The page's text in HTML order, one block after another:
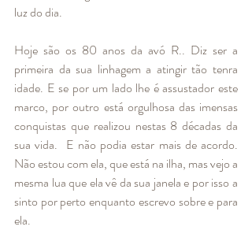
luz do dia.
Hoje são os 80 anos da avó R.. Diz ser a
primeira da sua linhagem a atingir tão tenra
idade. E se por um lado lhe é assustador este
marco, por outro está orgulhosa das imensas
conquistas que realizou nestas 8 décadas da
sua vida.  E não podia estar mais de acordo.
Não estou com ela, que está na ilha, mas vejo a
mesma lua que ela vê da sua janela e por isso a
sinto por perto enquanto escrevo sobre e para
ela.